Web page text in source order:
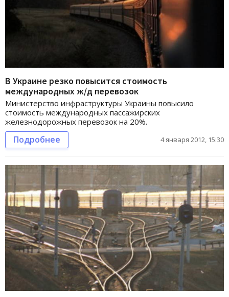
В Украине резко повысится стоимость
международных ж/д перевозок
Министерство инфраструктуры Украины повысило
стоимость международных пассажирских
железнодорожных перевозок на 20%.
Подробнее 4 января 2012, 15:30